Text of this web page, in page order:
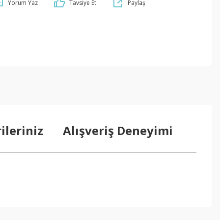
Yorum Yaz Tavsiye Et Paylaş
Alışveriş Deneyimi